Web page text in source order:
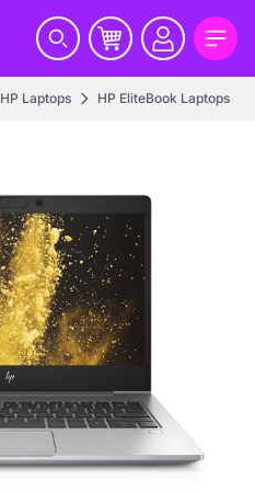
HP Laptops HP EliteBook Laptops